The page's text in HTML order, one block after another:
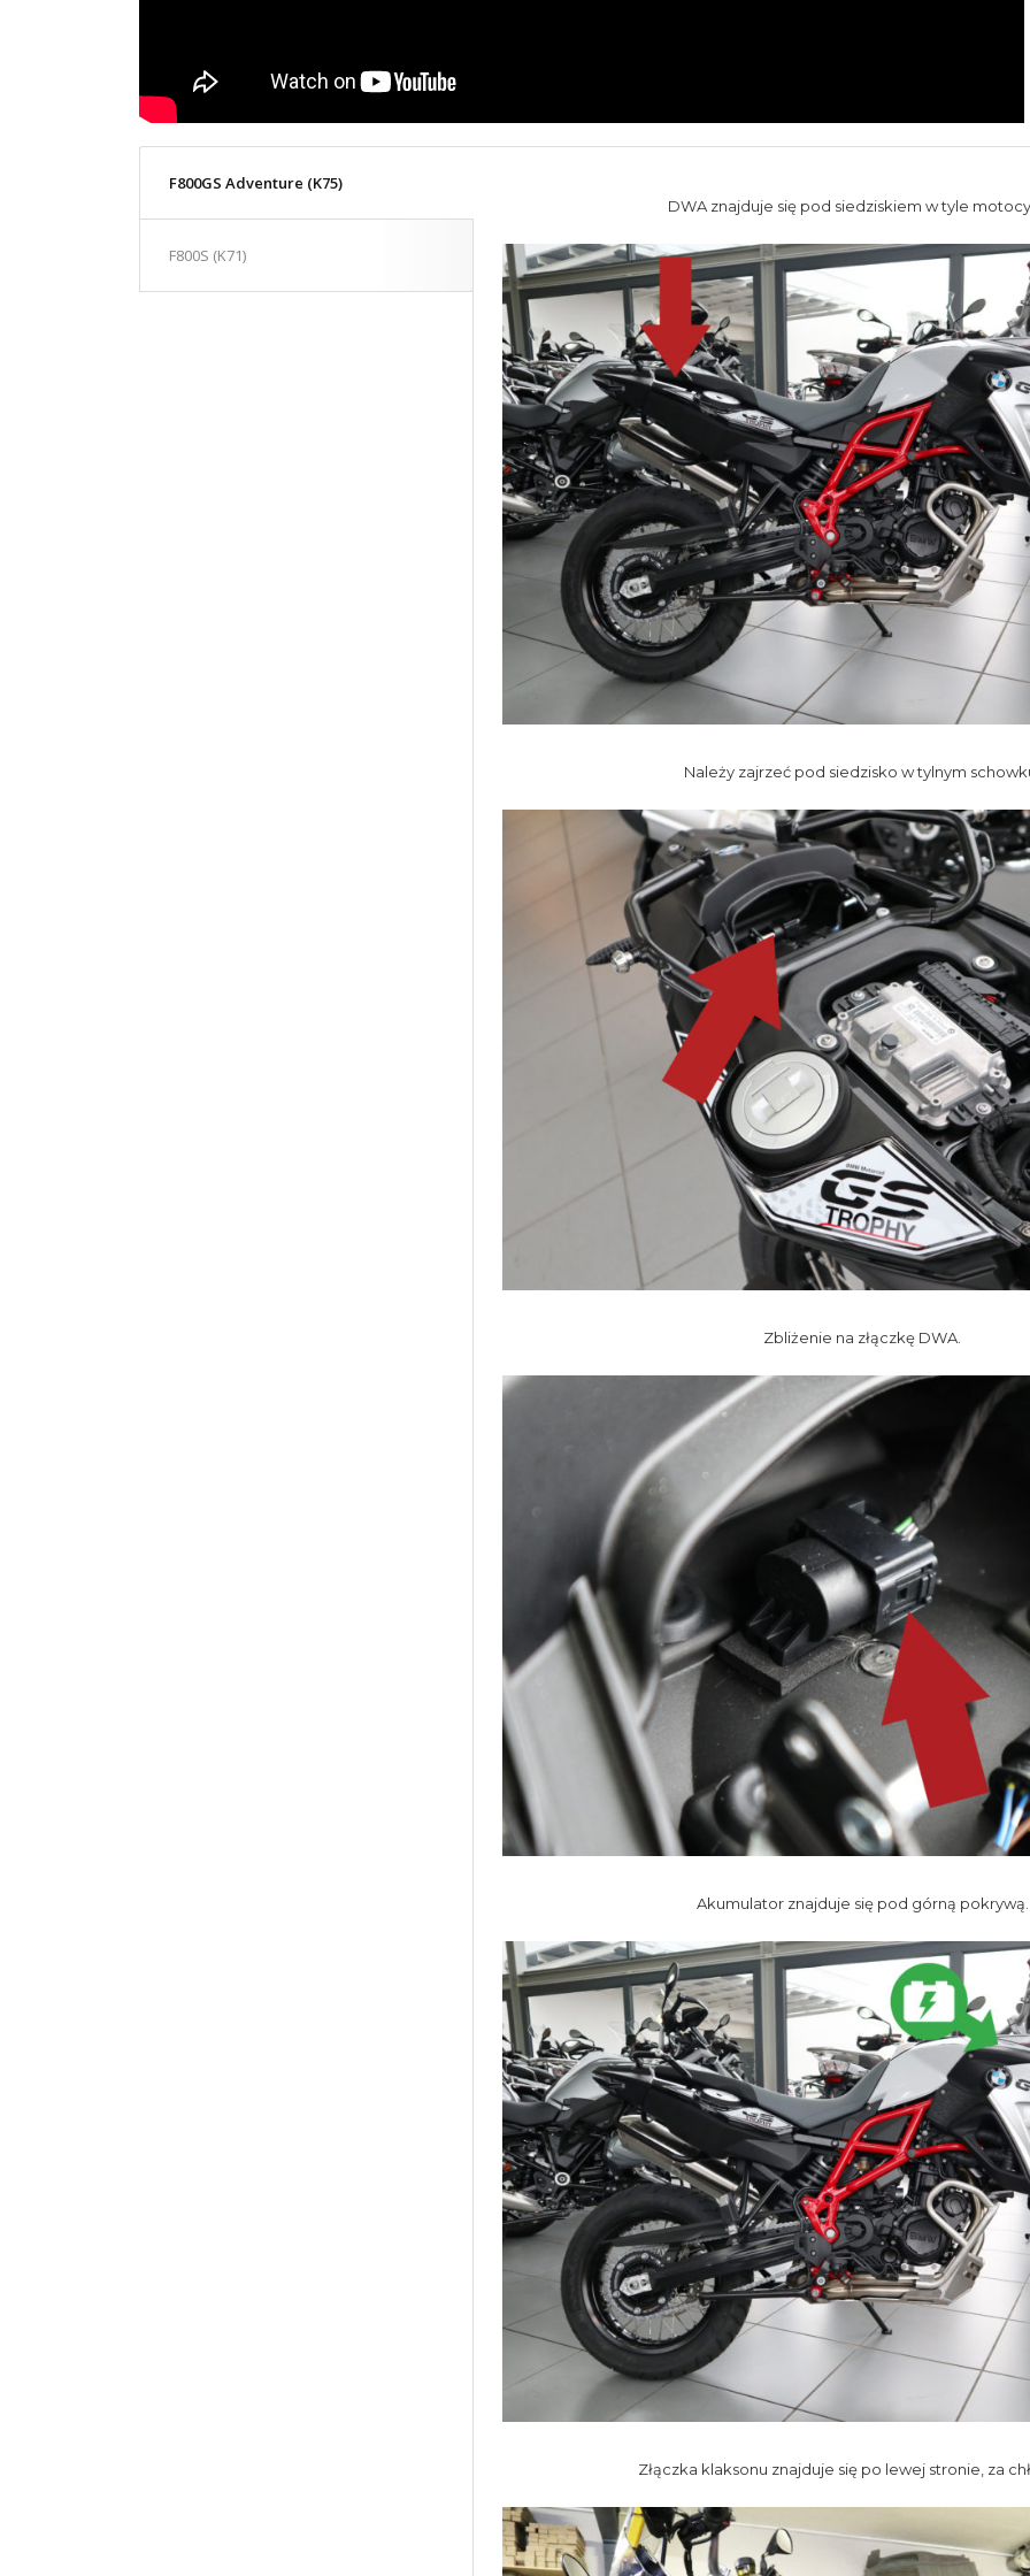
F800GS Adventure (K75)
F800S (K71)
DWA znajduje się pod siedziskiem w tyle
Należy zajrzeć pod siedzisko w tylnym
Zbliżenie na złączkę DWA.
Akumulator znajduje się pod górną pokrywą.
Złączka klaksonu znajduje się po lewej stronie, za